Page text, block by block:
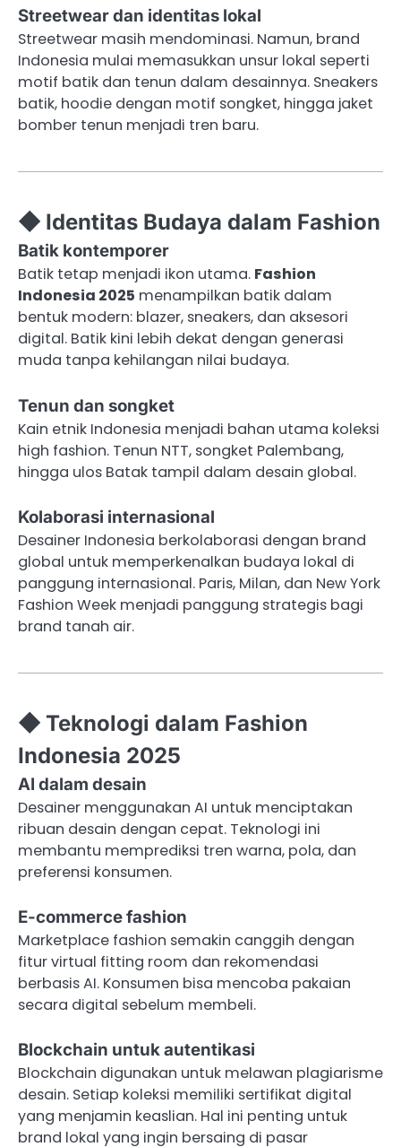
Streetwear dan identitas lokal
Streetwear masih mendominasi. Namun, brand
Indonesia mulai memasukkan unsur lokal seperti
motif batik dan tenun dalam desainnya. Sneakers
batik, hoodie dengan motif songket, hingga jaket
bomber tenun menjadi tren baru.
◆ Identitas Budaya dalam Fashion
Batik kontemporer
Batik tetap menjadi ikon utama. Fashion
Indonesia 2025 menampilkan batik dalam
bentuk modern: blazer, sneakers, dan aksesori
digital. Batik kini lebih dekat dengan generasi
muda tanpa kehilangan nilai budaya.
Tenun dan songket
Kain etnik Indonesia menjadi bahan utama koleksi
high fashion. Tenun NTT, songket Palembang,
hingga ulos Batak tampil dalam desain global.
Kolaborasi internasional
Desainer Indonesia berkolaborasi dengan brand
global untuk memperkenalkan budaya lokal di
panggung internasional. Paris, Milan, dan New York
Fashion Week menjadi panggung strategis bagi
brand tanah air.
◆ Teknologi dalam Fashion
Indonesia 2025
AI dalam desain
Desainer menggunakan AI untuk menciptakan
ribuan desain dengan cepat. Teknologi ini
membantu memprediksi tren warna, pola, dan
preferensi konsumen.
E-commerce fashion
Marketplace fashion semakin canggih dengan
fitur virtual fitting room dan rekomendasi
berbasis AI. Konsumen bisa mencoba pakaian
secara digital sebelum membeli.
Blockchain untuk autentikasi
Blockchain digunakan untuk melawan plagiarisme
desain. Setiap koleksi memiliki sertifikat digital
yang menjamin keaslian. Hal ini penting untuk
brand lokal yang ingin bersaing di pasar